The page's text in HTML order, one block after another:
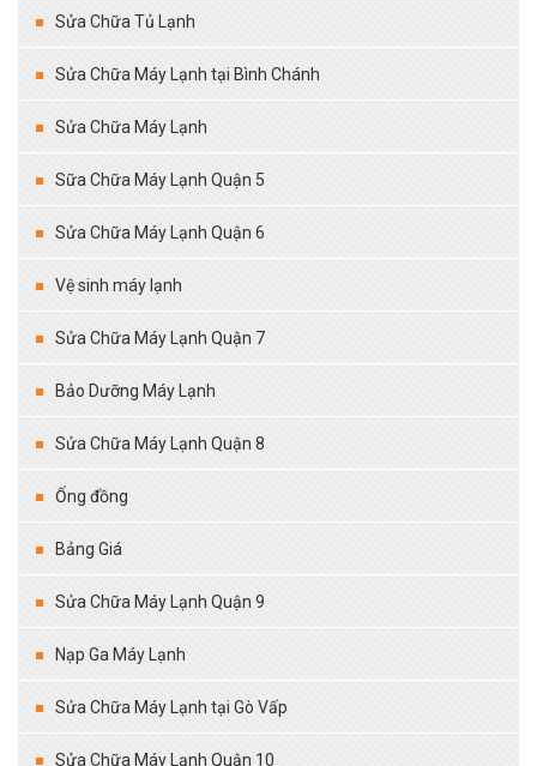
Sửa Chữa Tủ Lạnh
Sửa Chữa Máy Lạnh tại Bình Chánh
Sửa Chữa Máy Lạnh
Sữa Chữa Máy Lạnh Quận 5
Sửa Chữa Máy Lạnh Quận 6
Vệ sinh máy lạnh
Sửa Chữa Máy Lạnh Quận 7
Bảo Dưỡng Máy Lạnh
Sửa Chữa Máy Lạnh Quận 8
Ống đồng
Bảng Giá
Sửa Chữa Máy Lạnh Quận 9
Nạp Ga Máy Lạnh
Sửa Chữa Máy Lạnh tại Gò Vấp
Sửa Chữa Máy Lạnh Quận 10